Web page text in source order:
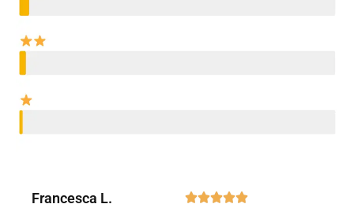
Francesca L. 